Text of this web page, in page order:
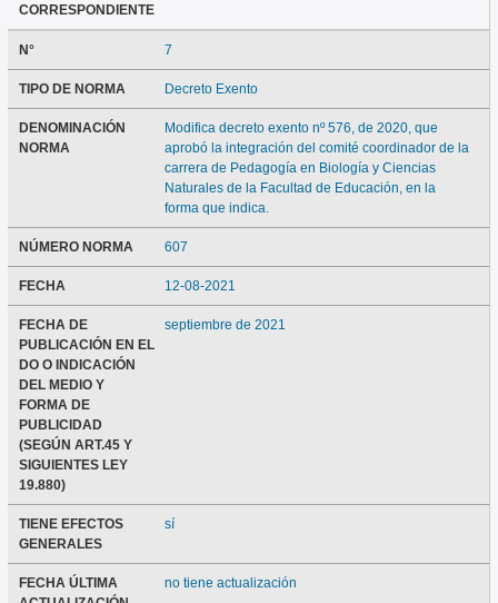
CORRESPONDIENTE
N° 7
TIPO DE NORMA Decreto Exento
DENOMINACIÓN
NORMA
Modifica decreto exento nº 576, de 2020, que
aprobó la integración del comité coordinador de la
carrera de Pedagogía en Biología y Ciencias
Naturales de la Facultad de Educación, en la
forma que indica.
NÚMERO NORMA 607
FECHA 12-08-2021
FECHA DE
PUBLICACIÓN EN EL
DO O INDICACIÓN
DEL MEDIO Y
FORMA DE
PUBLICIDAD
(SEGÚN ART.45 Y
SIGUIENTES LEY
19.880)
septiembre de 2021
TIENE EFECTOS
GENERALES
sí
FECHA ÚLTIMA
no tiene actualización